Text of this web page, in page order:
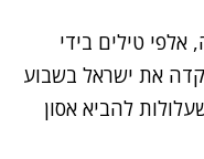
אלפי טילים בידי
את ישראל בשבוע
להביא אסון